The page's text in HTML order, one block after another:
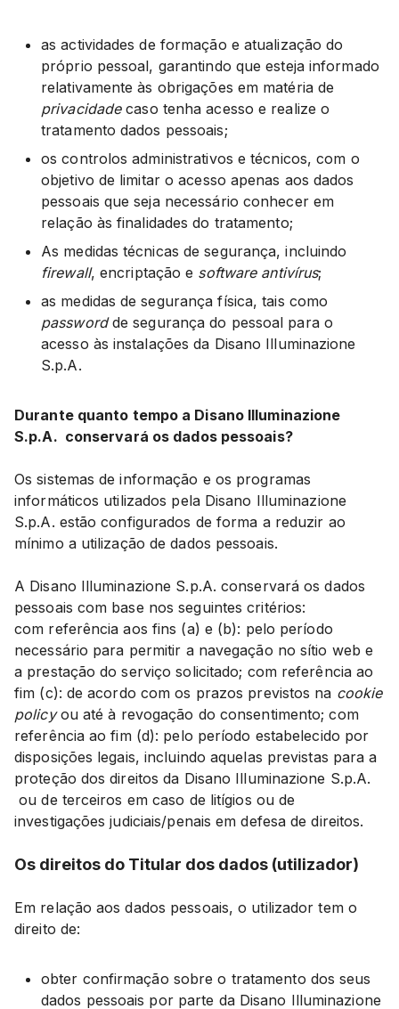
as actividades de formação e atualização do
próprio pessoal, garantindo que esteja informado
relativamente às obrigações em matéria de
privacidadecaso tenha acesso e realize o
tratamento dados pessoais;
os controlos administrativos e técnicos, com o
objetivo de limitar o acesso apenas aos dados
pessoais que seja necessário conhecer em
relação às finalidades do tratamento;
As medidas técnicas de segurança, incluindo
firewall, encriptação e software antivírus;
as medidas de segurança física, tais como
passwordde segurança do pessoal para o
acesso às instalações da Disano Illuminazione
S.p.A.
Durante quanto tempo a Disano Illuminazione
S.p.A. conservará os dados pessoais?
Os sistemas de informação e os programas
informáticos utilizados pela Disano Illuminazione
S.p.A. estão configurados de forma a reduzir ao
mínimo a utilização de dados pessoais.
A Disano Illuminazione S.p.A. conservará os dados
pessoais com base nos seguintes critérios:
com referência aos fins (a) e (b): pelo período
necessário para permitir a navegação no sítio web e
a prestação do serviço solicitado; com referência ao
fim (c): de acordo com os prazos previstos na cookie
policyou até à revogação do consentimento; com
referência ao fim (d): pelo período estabelecido por
disposições legais, incluindo aquelas previstas para a
proteção dos direitos da Disano Illuminazione S.p.A.
ou de terceiros em caso de litígios ou de
investigações judiciais/penais em defesa de direitos.
Os direitos do Titular dos dados (utilizador)
Em relação aos dados pessoais, o utilizador tem o
direito de:
obter confirmação sobre o tratamento dos seus
dados pessoais por parte da Disano Illuminazione